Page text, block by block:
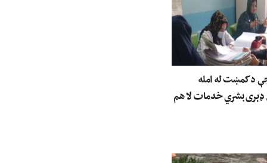
د کمښت له امله
ډېری بشري خدمات لا هم